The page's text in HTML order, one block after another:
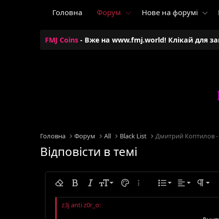
Головна Форум Нове на форумі
FMJ Coins - Вже на www.fmj.world! Клікай для
Головна Форум All Black List
Відповісти в темі
Видалити форматування
ЖирнийКурсивний
Розмір тексту
9
10
Колір тексту
Додаткові параметри...
Список
Вирівняти по
Вирівняти по
Вирівняти
Звичайний
Шрифт тексту
Arial
Закреслений
Підкреслений
Лінійний програмний код
Вставити горизонтальну лінію
Спойлер
Код